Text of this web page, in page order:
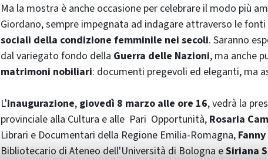
Ma la mostra è anche occasione per celebrare il modo più
Giordano, sempre impegnata ad indagare attraverso le
sociali della condizione femminile nei secoli. Saranno
dal variegato fondo della Guerra delle Nazioni, ma anche
matrimoni nobiliari: documenti pregevoli ed eleganti, ma
L'inaugurazione, giovedì 8 marzo alle ore 16, vedrà la
provinciale alla Cultura e alle Pari Opportunità, Rosaria
Librari e Documentari della Regione Emilia-Romagna,
Bibliotecario di Ateneo dell'Università di Bologna eSiriana